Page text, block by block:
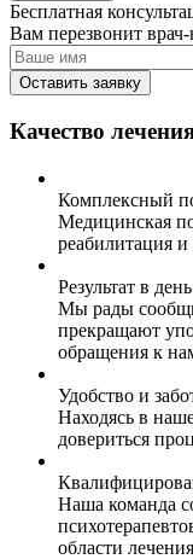
Бесплатная
Вам перезвонит врач-
Оставить заявку
Качество
Комплексный
Медицинская
реабилитация и
Результат в
Мы рады
прекращают
обращения к
Удобство и
Находясь в
довериться
Наша команда
области